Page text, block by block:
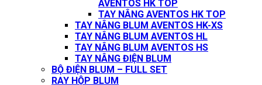
AVENTOS HK TOP
TAY NÂNG AVENTOS HK TOP
TAY NÂNG BLUM AVENTOS HK-XS
TAY NÂNG BLUM AVENTOS HL
TAY NÂNG BLUM AVENTOS HS
TAY NÂNG ĐIỆN BLUM
BỘ ĐIỆN BLUM – FULL SET
RAY HỘP BLUM